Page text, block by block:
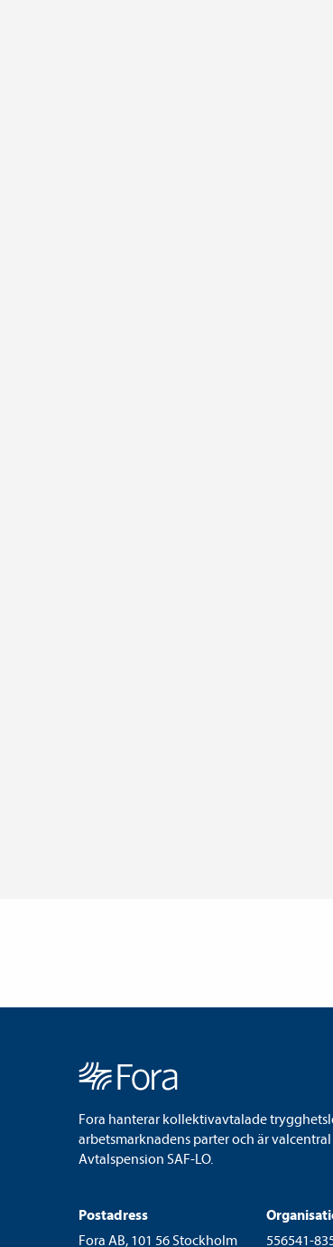
Fora hanterar kollektivavtalade
arbetsmarknadens parter och är
Avtalspension SAF-LO.
Postadress
Fora AB, 101 56 Stockholm
556541-